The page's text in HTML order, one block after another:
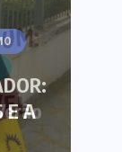
E A